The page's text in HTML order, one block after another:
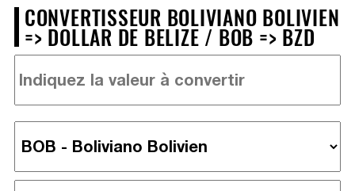
CONVERTISSEUR BOLIVIANO BOLIVIEN
=> DOLLAR DE BELIZE / BOB => BZD